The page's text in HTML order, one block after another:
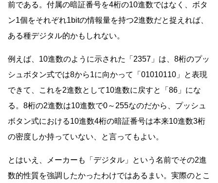
前である。付属の暗証番号を4桁の10進数ではなく、ボタ
ン1個をそれぞれ1bitの情報量を持つ2進数だと捉えれば、
ある種デジタル的かもしれない。
例えば、10進数のように示された「2357」は、8桁のプッ
シュボタン式では8から1に向かって「01010110」と表現
できて、これを2進数として10進数に戻すと「86」にな
る。8桁の2進数は10進数で0～255なのだから、プッシュ
ボタン式における10進数4桁の暗証番号は本来10進数3桁
の密度しか持っていない、と言ってもよい。
とはいえ、メーカーも「デジタル」という名前でその2進
数的性質を強調したかったわけではあるまい。実際のとこ